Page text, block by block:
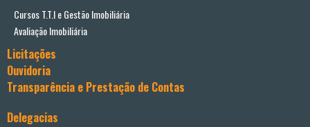
Cursos T.T.I e Gestão Imobiliária
Avaliação Imobiliária
Licitações
Ouvidoria
Transparência e Prestação de Contas
Delegacias